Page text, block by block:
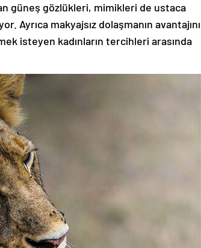
güneş gözlükleri, mimikleri de ustaca
Ayrıca makyajsız dolaşmanın avantajını
isteyen kadınların tercihleri arasında